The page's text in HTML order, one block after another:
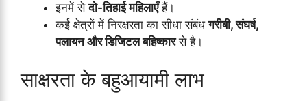
इनमें सेदो-तिहाई महिलाएँहैं।
कई क्षेत्रों में निरक्षरता का सीधा संबंधगरीबी, संघर्ष,
पलायन और डिजिटल बहिष्कारसे है।
साक्षरता के बहुआयामी लाभ